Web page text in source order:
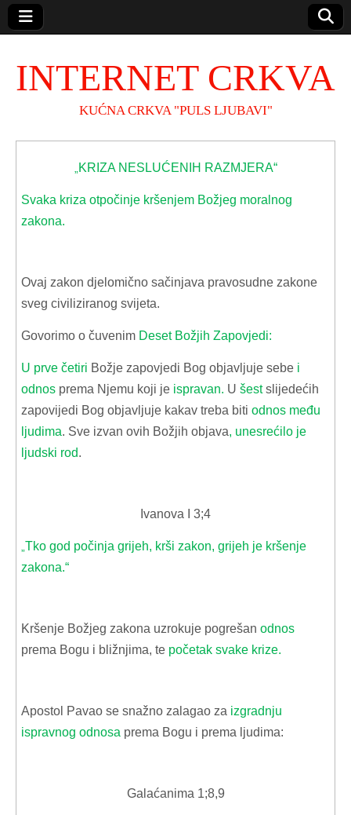
INTERNET CRKVA
KUĆNA CRKVA "PULS LJUBAVI"
KRIZA NESLUĆENIH RAZMJERA“
Svaka kriza otpočinje kršenjem Božjeg moralnog
zakona.
Ovaj zakon djelomično sačinjava pravosudne zakone
sveg civiliziranog svijeta.
Govorimo o čuvenim Deset Božjih Zapovjedi:
U prve četiri Božje zapovjedi Bog objavljuje sebe i
odnos prema Njemu koji je ispravan. U šestslijedećih
zapovijedi Bog objavljuje kakav treba biti odnos među
ljudima. Sve izvan ovih Božjih objava, unesrećilo je
ljudski rod.
Ivanova I 3;4
Tko god počinja grijeh, krši zakon, grijeh je kršenje
zakona.“
Kršenje Božjeg zakona uzrokuje pogrešan odnos
prema Bogu i bližnjima, te početak svake krize.
Apostol Pavao se snažno zalagao za izgradnju
ispravnog odnosa prema Bogu i prema ljudima:
Galaćanima 1;8,9